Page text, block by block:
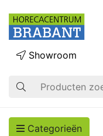
Zoek op
Showroom
Categorieën